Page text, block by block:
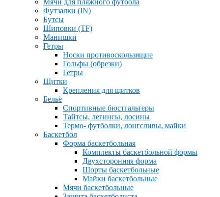
Футзалки (IN)
Бутсы
Шиповки (TF)
Манишки
Гетры
Носки противоскользящие
Гольфы (обрезки)
Гетры
Щитки
Крепления для щитков
Бельё
Спортивные бюстгальтеры
Тайтсы, легинсы, лосины
Термо- футболки, лонгсливы, майки
Баскетбол
Форма баскетбольная
Комплекты баскетбольной формы
Двухсторонняя форма
Шорты баскетбольные
Майки баскетбольные
Мячи баскетбольные